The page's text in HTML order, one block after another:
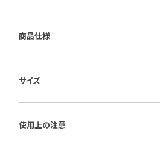
商品仕様
■使用電源：単3電池×2
■仕様：クオーツ・アラームオートスト
大99時間59分59秒）・ストップウオッ
秒）・電子音アラーム・スヌーズ・ライ
サイズ
■重さ：135ｇ
使用上の注意